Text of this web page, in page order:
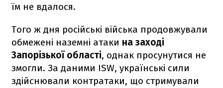
їм не вдалося.
Того ж дня російські війська продовжували
обмежені наземні атаки на заході
Запорізької області, однак просунутися не
змогли. За даними ISW, українські сили
здійснювали контратаки, що стримували